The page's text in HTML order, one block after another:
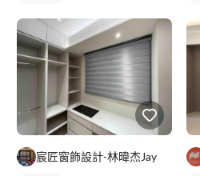
宸匠窗飾設計-林暐杰Jay